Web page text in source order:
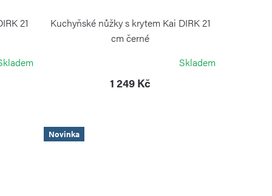
21
Kuchyňské nůžky s krytem Kai DIRK 21
cm černé
Skladem
1 249 Kč
Novinka